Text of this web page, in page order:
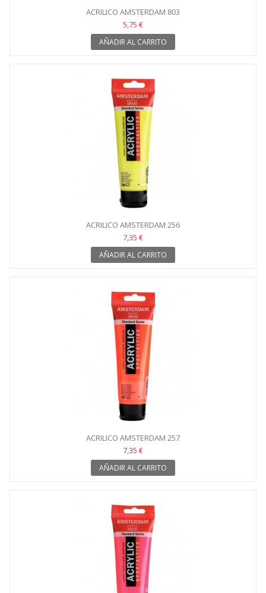
ACRILICO AMSTERDAM 803
5,75 €
AÑADIR AL CARRITO
ACRILICO AMSTERDAM 256
7,35 €
AÑADIR AL CARRITO
ACRILICO AMSTERDAM 257
7,35 €
AÑADIR AL CARRITO